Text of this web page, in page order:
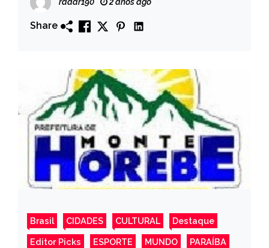
previsto para as 17 horas.
2 anos ago
Share
Brasil CIDADES CULTURAL Destaque
Editor Picks ESPORTE MUNDO PARAÍBA